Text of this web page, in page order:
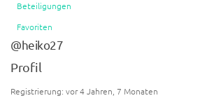
Beteiligungen
Favoriten
@heiko27
Profil
Registrierung: vor 4 Jahren, 7 Monaten